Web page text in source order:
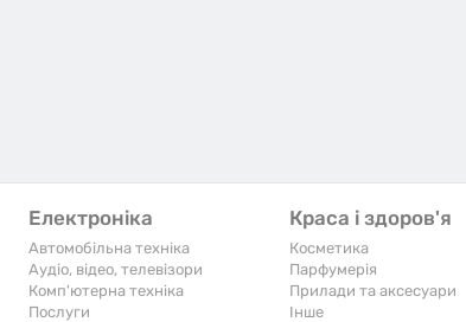
Електроніка
Автомобільна техніка
Аудіо, відео, телевізори
Комп'ютерна техніка
Послуги
Краса і здоров'я
Косметика
Парфумерія
Прилади та аксесуари
Iнше